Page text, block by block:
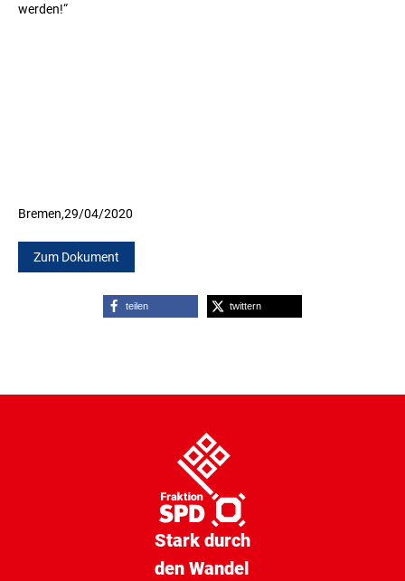
werden!“
Bremen,29/04/2020
Zum Dokument
teilen twittern
Stark durch
den Wandel